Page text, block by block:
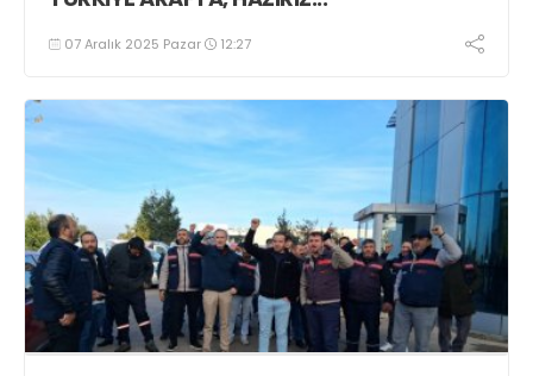
07 Aralık 2025 Pazar 12:27